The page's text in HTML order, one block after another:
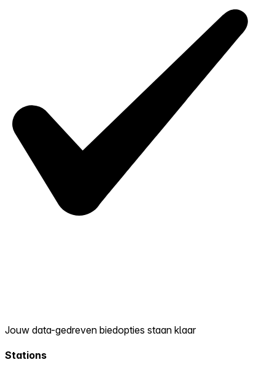
Jouw data-gedreven biedopties staan klaar
Stations